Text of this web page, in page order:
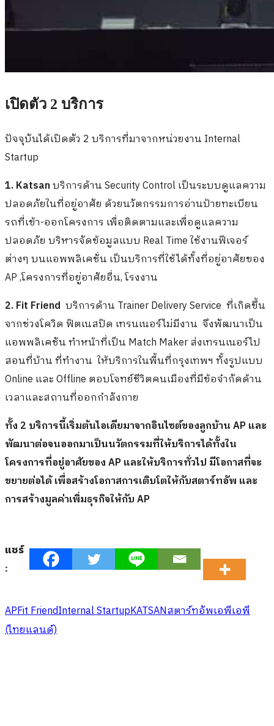
เปิดตัว 2 บริการ
ปัจจุบันได้เปิดตัว 2 บริการที่มาจากหน่วยงาน Internal
Startup
1. Katsanบริการด้าน Security Control เป็นระบบดูแลความ
ปลอดภัยในที่อยู่อาศัย ด้วยนวัตกรรมการอ่านป้ายทะเบียน
รถที่เข้า-ออกโครงการ เพื่อติดตามและเพื่อดูแลความ
ปลอดภัย บริหารจัดข้อมูลแบบ Real Time ใช้งานฟีเจอร์
ต่างๆ บนแอพพลิเคชั่น เป็นบริการที่ใช้ได้ทั้งที่อยู่อาศัยของ
AP ,โครงการที่อยู่อาศัยอื่น, โรงงาน
2. Fit Friend บริการด้าน Trainer Delivery Service ที่เกิดขึ้น
จากช่วงโควิด ฟิตเนสปิด เทรนเนอร์ไม่มีงาน จึงพัฒนาเป็น
แอพพลิเคชัน ทำหน้าที่เป็น Match Maker ส่งเทรนเนอร์ไป
สอนที่บ้าน ที่ทำงาน ให้บริการในพื้นที่กรุงเทพฯ ทั้งรูปแบบ
Online และ Offline ตอบโจทย์ชีวิตคนเมืองที่มีข้อจำกัดด้าน
เวลาและสถานที่ออกกำลังกาย
ทั้ง 2 บริการนี้เริ่มต้นไอเดียมาจากอินไซต์ของลูกบ้าน AP และ
พัฒนาต่อจนออกมาเป็นนวัตกรรมที่ให้บริการได้ทั้งใน
โครงการที่อยู่อาศัยของ AP และให้บริการทั่วไป มีโอกาสที่จะ
ขยายต่อได้ เพื่อสร้างโอกาสการเติบโตให้กับสตาร์ทอัพ และ
การสร้างมูลค่าเพิ่มธุรกิจให้กับ AP
แชร์
:
APFit FriendInternal StartupKATSANสตาร์ทอัพเอพีเอพี
(ไทยแลนด์)